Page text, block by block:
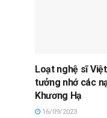
Loạt nghệ sĩ
tưởng nhớ các
Khương Hạ
16/09/2023